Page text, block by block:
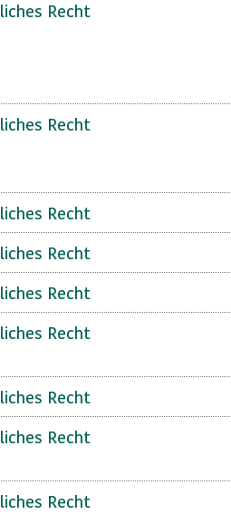
Recht
Recht
Recht
Recht
Recht
Recht
Recht
Recht
Recht